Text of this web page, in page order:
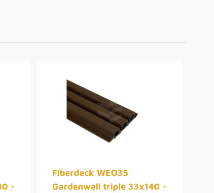
-
Fiberdeck WEO35
Gardenwall triple 33x140 -